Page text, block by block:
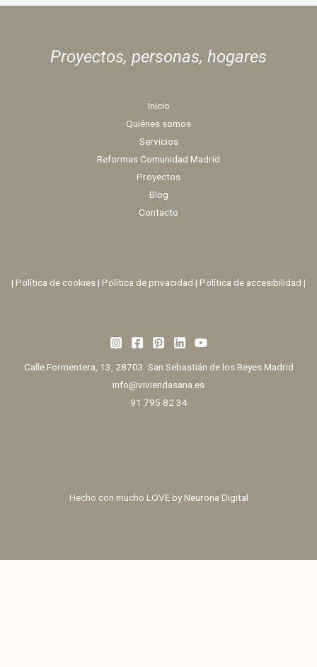
Proyectos, personas, hogares
Inicio
Quiénes somos
Servicios
Reformas Comunidad Madrid
Proyectos
Blog
Contacto
| Política de cookies| Política de privacidad | Política de accesibilidad |
Calle Formentera, 13, 28703. San Sebastián de los Reyes Madrid
info@viviendasana.es
91 795 82 34
Hecho con mucho LOVE byNeurona Digital